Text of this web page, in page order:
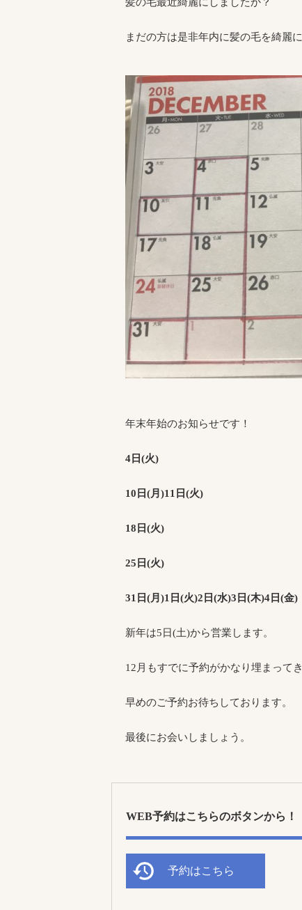
まだの方は是非年内に髪の毛を綺麗
年末年始のお知らせです！
4日(火)
10日(月)11日(火)
18日(火)
25日(火)
31日(月)1日(火)2日(水)3日(木)4日(金)
新年は5日(土)から営業します。
12月もすでに予約がかなり埋まって
早めのご予約お待ちしております。
最後にお会いしましょう。
WEB予約はこちらのボタンから！
予約はこちら